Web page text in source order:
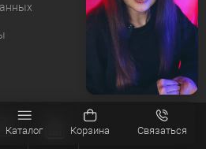
Каталог Корзина Связаться